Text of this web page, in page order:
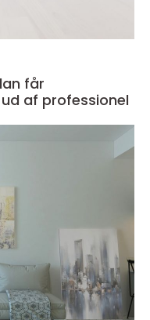
får
af professionel